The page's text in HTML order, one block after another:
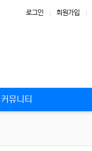
로그인 회원가입
커뮤니티